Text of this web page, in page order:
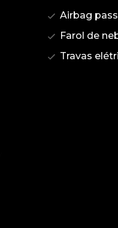
Airbag
Farol de
Travas